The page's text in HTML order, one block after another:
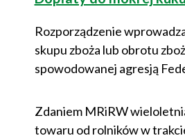
Rozporządzenie
skupu zboża lub obrotu
spowodowanej agresją
Zdaniem MRiRW
towaru od rolników w